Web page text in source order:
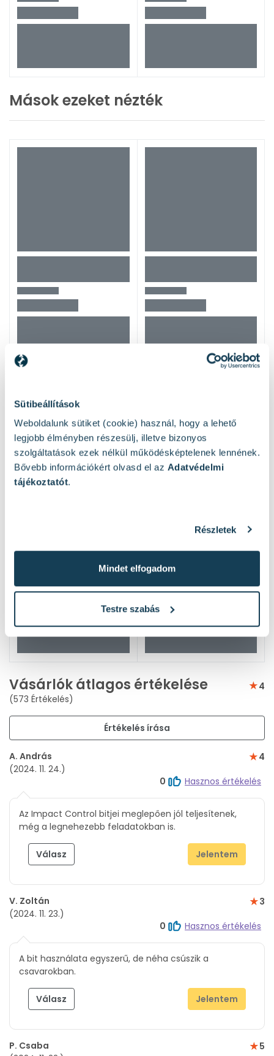
Sütibeállítások
Weboldalunk sütiket (cookie) használ, hogy a lehető
legjobb élményben részesülj, illetve bizonyos
szolgáltatások ezek nélkül működésképtelenek lennének.
Bővebb információkért olvasd el az Adatvédelmi
tájékoztatót.
Részletek
Mindet elfogadom
Testre szabás
Mások ezeket nézték
Vásárlók átlagos értékelése
(573 Értékelés)
4
Értékelés írása
A. András
(2024. 11. 24.)
4
0
Hasznos értékelés
Az Impact Control bitjei meglepően jól teljesítenek,
még a legnehezebb feladatokban is.
Válasz Jelentem
V. Zoltán
(2024. 11. 23.)
3
0
Hasznos értékelés
A bit használata egyszerű, de néha csúszik a
csavarokban.
Válasz Jelentem
P. Csaba
5